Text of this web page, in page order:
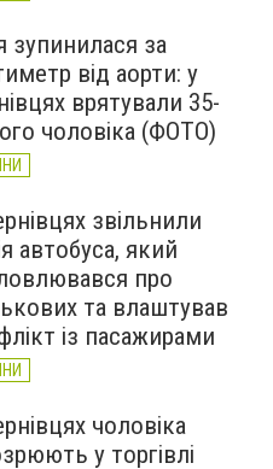
зупинилася за
від аорти: у
врятували 35-
чоловіка (ФОТО)
звільнили
автобуса, який
про
та влаштував
із пасажирами
чоловіка
у торгівлі